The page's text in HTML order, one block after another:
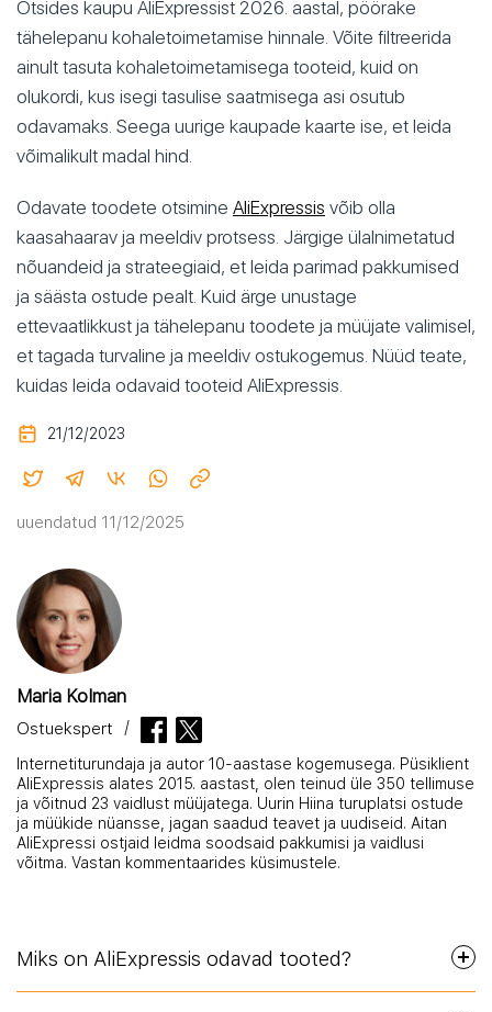
Otsides kaupu AliExpressist 2026. aastal, pöörake
tähelepanu kohaletoimetamise hinnale. Võite filtreerida
ainult tasuta kohaletoimetamisega tooteid, kuid on
olukordi, kus isegi tasulise saatmisega asi osutub
odavamaks. Seega uurige kaupade kaarte ise, et leida
võimalikult madal hind.
Odavate toodete otsimine AliExpressis võib olla
kaasahaarav ja meeldiv protsess. Järgige ülalnimetatud
nõuandeid ja strateegiaid, et leida parimad pakkumised
ja säästa ostude pealt. Kuid ärge unustage
ettevaatlikkust ja tähelepanu toodete ja müüjate valimisel,
et tagada turvaline ja meeldiv ostukogemus. Nüüd teate,
kuidas leida odavaid tooteid AliExpressis.
21/12/2023
uuendatud 11/12/2025
Maria Kolman
Ostuekspert
Internetiturundaja ja autor 10-aastase kogemusega. Püsiklient
AliExpressis alates 2015. aastast, olen teinud üle 350 tellimuse
ja võitnud 23 vaidlust müüjatega. Uurin Hiina turuplatsi ostude
ja müükide nüansse, jagan saadud teavet ja uudiseid. Aitan
AliExpressi ostjaid leidma soodsaid pakkumisi ja vaidlusi
võitma. Vastan kommentaarides küsimustele.
Miks on AliExpressis odavad tooted?